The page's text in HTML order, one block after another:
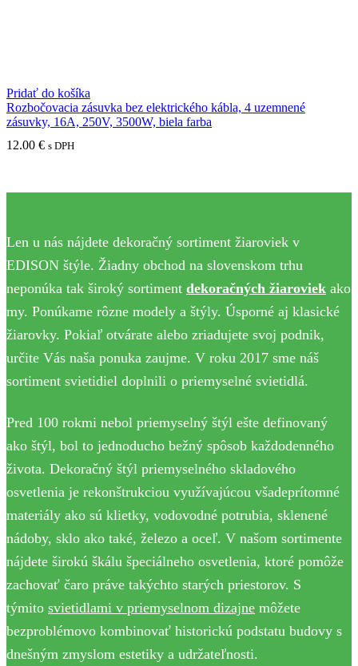
Pridať do košíka
Rozbočovacia zásuvka bez elektrického kábla, 4 uzemnené
zásuvky, 16A, 250V, 3500W, biela farba
12.00 € s DPH
Len u nás nájdete dekoračný sortiment žiaroviek v
EDISON štýle. Žiadny obchod na slovenskom trhu
neponúka tak široký sortiment dekoračných žiaroviek ako
my. Ponúkame rôzne modely a štýly. Úsporné aj klasické
žiarovky. Pokiaľ otvárate alebo zriadujete svoj podnik,
určite Vás naša ponuka zaujme. V roku 2017 sme náš
sortiment svietidiel doplnili o priemyselné svietidlá.
Pred 100 rokmi nebol priemyselný štýl ešte definovaný
ako štýl, bol to jednoducho bežný spôsob každodenného
života. Dekoračný štýl priemyselného skladového
osvetlenia je rekonštrukciou využívajúcou všadeprítomné
materiály ako sú klietky, vodovodné potrubia, sklenené
nádoby, sklo ako také, železo a oceľ. V našom sortimente
nájdete širokú škálu špeciálneho osvetlenia, ktoré pomôže
zachovať čaro práve takýchto starých priestorov. S
týmito svietidlami v priemyselnom dizajne môžete
bezproblémovo kombinovať historickú podstatu budovy s
dnešným zmyslom estetiky a udržateľnosti.